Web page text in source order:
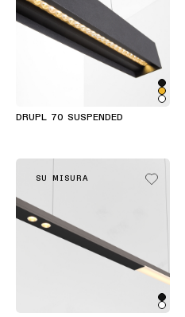
DRUPL 70 SUSPENDED
SU MISURA